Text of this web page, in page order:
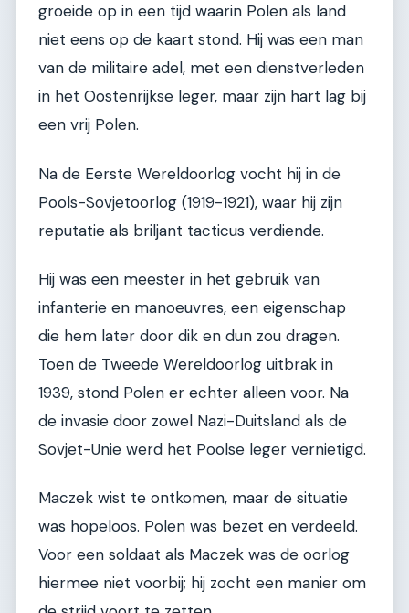
groeide op in een tijd waarin Polen als land
niet eens op de kaart stond. Hij was een man
van de militaire adel, met een dienstverleden
in het Oostenrijkse leger, maar zijn hart lag bij
een vrij Polen.
Na de Eerste Wereldoorlog vocht hij in de
Pools-Sovjetoorlog (1919-1921), waar hij zijn
reputatie als briljant tacticus verdiende.
Hij was een meester in het gebruik van
infanterie en manoeuvres, een eigenschap
die hem later door dik en dun zou dragen.
Toen de Tweede Wereldoorlog uitbrak in
1939, stond Polen er echter alleen voor. Na
de invasie door zowel Nazi-Duitsland als de
Sovjet-Unie werd het Poolse leger vernietigd.
Maczek wist te ontkomen, maar de situatie
was hopeloos. Polen was bezet en verdeeld.
Voor een soldaat als Maczek was de oorlog
hiermee niet voorbij; hij zocht een manier om